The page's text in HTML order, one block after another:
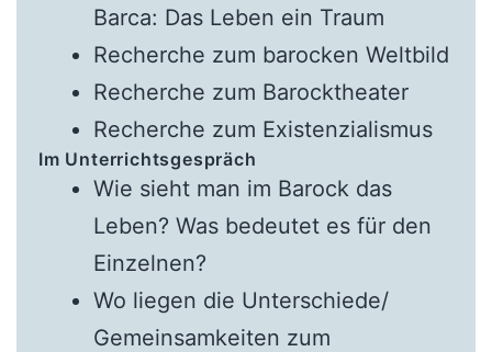
Barca: Das Leben ein Traum
Recherche zum barocken Weltbild
Recherche zum Barocktheater
Recherche zum Existenzialismus
Im Unterrichtsgespräch
Wie sieht man im Barock das
Leben? Was bedeutet es für den
Einzelnen?
Wo liegen die Unterschiede/
Gemeinsamkeiten zum